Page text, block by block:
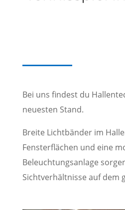
Bei uns findest du
neuesten Stand.
Breite Lichtbänder im
Fensterflächen und eine
Beleuchtungsanlage
Sichtverhältnisse auf dem